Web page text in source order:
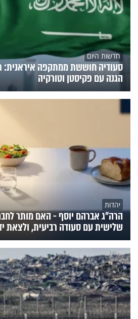
חדשות היום
סעודיה חוששת ממתקפה
הגנה עם פקיסטן וטורקיה
יהדות
הרה"ג אברהם יוסף - האם מותר
שלישית עם סעודה רביעית, ולצאת